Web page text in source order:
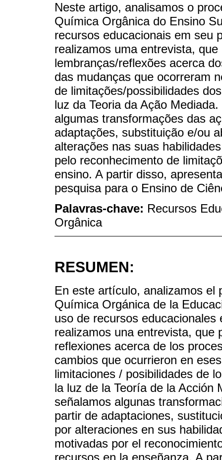
Neste artigo, analisamos o
Química Orgânica do Ensino
recursos educacionais em seu
realizamos uma entrevista,
lembranças/reflexões acerca
das mudanças que ocorreram
de limitações/possibilidades
luz da Teoria da Ação
algumas transformações das
adaptações, substituição e/ou
alterações nas suas
pelo reconhecimento de
ensino. A partir disso,
pesquisa para o Ensino de
Palavras-chave: Recursos
Orgânica
RESUMEN:
En este artículo, analizamos el
Química Orgánica de la
uso de recursos
realizamos una entrevista, que
reflexiones acerca de los
cambios que ocurrieron en
limitaciones / posibilidades de
la luz de la Teoría de la Acción
señalamos algunas
partir de adaptaciones,
por alteraciones en sus
motivadas por el
recursos en la enseñanza. A